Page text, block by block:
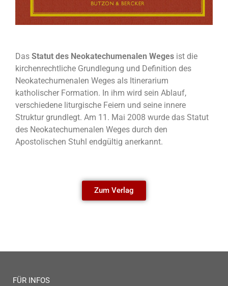
Das Statut des Neokatechumenalen Weges ist die
kirchenrechtliche Grundlegung und Definition des
Neokatechumenalen Weges als Itinerarium
katholischer Formation. In ihm wird sein Ablauf,
verschiedene liturgische Feiern und seine innere
Struktur grundlegt. Am 11. Mai 2008 wurde das Statut
des Neokatechumenalen Weges durch den
Apostolischen Stuhl endgültig anerkannt.
Zum Verlag
FÜR INFOS